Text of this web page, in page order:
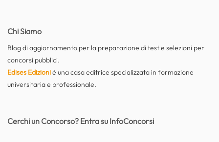
Chi Siamo
Blog di aggiornamento per la preparazione di test e selezioni per
concorsi pubblici.
Edises Edizioniè una casa editrice specializzata in formazione
universitaria e professionale.
Cerchi un Concorso? Entra su InfoConcorsi